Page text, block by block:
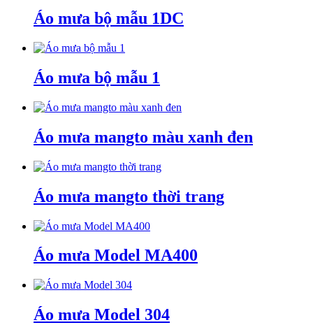
Áo mưa bộ mẫu 1DC
Áo mưa bộ mẫu 1
Áo mưa mangto màu xanh đen
Áo mưa mangto thời trang
Áo mưa Model MA400
Áo mưa Model 304